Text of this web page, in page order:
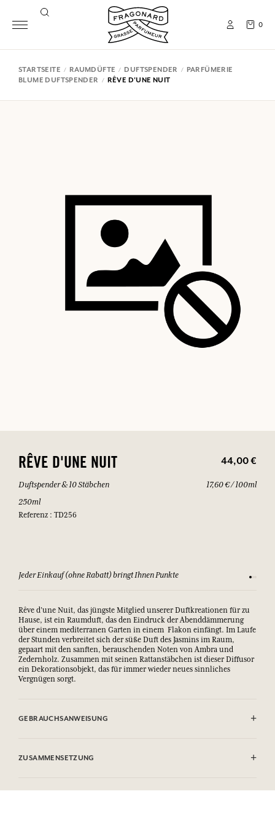
0
STARTSEITE RAUMDÜFTE DUFTSPENDER
PARFÜMERIE
BLUME DUFTSPENDER
RÊVE D'UNE NUIT
RÊVE D'UNE NUIT 44,00 €
Duftspender & 10 Stäbchen
250ml
Referenz : TD256
17,60 € / 100ml
Jeder Einkauf (ohne Rabatt) bringt Ihnen Punkte Sehen
Rêve d’une Nuit, das jüngste Mitglied unserer Duftkreationen für zu
Hause, ist ein Raumduft, das den Eindruck der Abenddämmerung
über einem mediterranen Garten in einem Flakon einfängt. Im Laufe
der Stunden verbreitet sich der süße Duft des Jasmins im Raum,
gepaart mit den sanften, berauschenden Noten von Ambra und
Zedernholz. Zusammen mit seinen Rattanstäbchen ist dieser Diffusor
ein Dekorationsobjekt, das für immer wieder neues sinnliches
Vergnügen sorgt.
GEBRAUCHSANWEISUNG
eintauchen. Die Stäbchen werden das Parfum absorbieren und es
Flüssigkeiten und Dämpfe leicht entzündbar.
ZUSAMMENSETZUNG
Mandarin Oil, Ethyl Linalool, Citrus Limon Peel Oil, Linalyl Acetate,